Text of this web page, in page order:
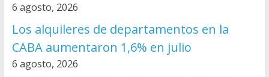
6 agosto, 2026
Los alquileres de departamentos en la
CABA aumentaron 1,6% en julio
6 agosto, 2026